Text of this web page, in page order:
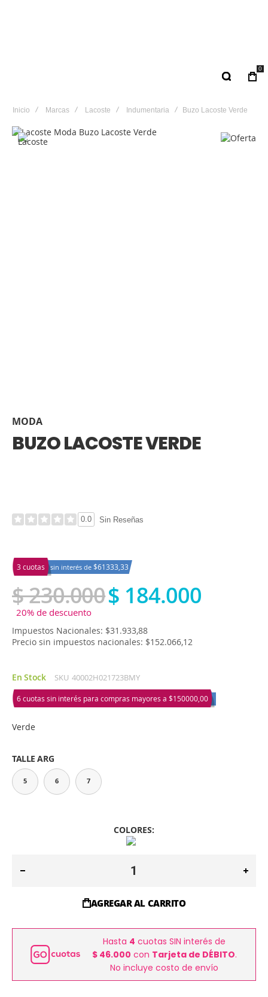
0
Inicio Marcas Lacoste Indumentaria Buzo Lacoste Verde
MODA
BUZO LACOSTE VERDE
0.0 Sin Reseñas
3 cuotas sin interés de $61333,33
$ 230.000$ 184.000
20% de descuento
Impuestos Nacionales: $31.933,88
Precio sin impuestos nacionales: $152.066,12
En Stock SKU 40002H021723BMY
6 cuotas sin interés para compras mayores a $150000,00
Verde
TALLE ARG
5 6 7
COLORES:
AGREGAR AL CARRITO
Hasta 4 cuotas SIN interés de
$ 46.000 con Tarjeta de DÉBITO.
No incluye costo de envío